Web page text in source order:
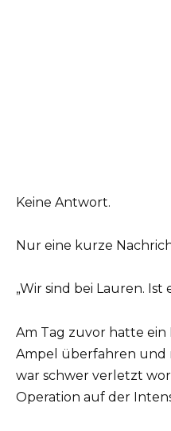
Keine Antwort.
Nur eine kurze
„Wir sind bei Lauren. Ist
Am Tag zuvor hatte
Ampel überfahren und
war schwer verletzt
Operation auf der